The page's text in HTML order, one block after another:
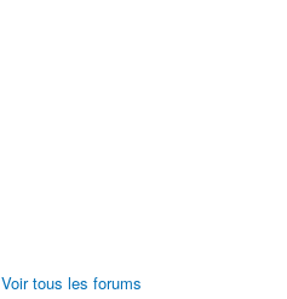
Voir tous les forums